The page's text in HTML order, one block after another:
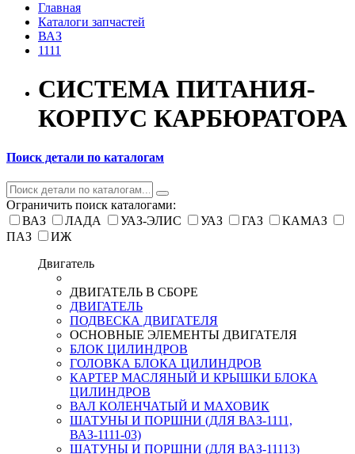
Главная
Каталоги запчастей
ВАЗ
1111
СИСТЕМА ПИТАНИЯ-
КОРПУС КАРБЮРАТОРА
Поиск детали по каталогам
Ограничить поиск каталогами:
ВАЗ
ЛАДА УАЗ-ЭЛИС УАЗ ГАЗ
КАМАЗ
ПАЗ
ИЖ
Двигатель
ДВИГАТЕЛЬ В СБОРЕ
ДВИГАТЕЛЬ
ПОДВЕСКА ДВИГАТЕЛЯ
ОСНОВНЫЕ ЭЛЕМЕНТЫ ДВИГАТЕЛЯ
БЛОК ЦИЛИНДРОВ
ГОЛОВКА БЛОКА ЦИЛИНДРОВ
КАРТЕР МАСЛЯНЫЙ И КРЫШКИ БЛОКА
ЦИЛИНДРОВ
ВАЛ КОЛЕНЧАТЫЙ И МАХОВИК
ШАТУНЫ И ПОРШНИ (ДЛЯ ВАЗ-1111,
ВАЗ-1111-03)
ШАТУНЫ И ПОРШНИ (ДЛЯ ВАЗ-11113)